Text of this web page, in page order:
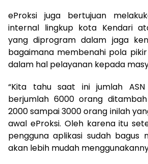
eProksi juga bertujuan
internal lingkup kota Kendari
yang diprogram dalam jaga
bagaimana membenahi pola
dalam hal pelayanan kepada
“Kita tahu saat ini jumlah
berjumlah 6000 orang
2000 sampai 3000 orang inilah
awal eProksi. Oleh karena itu
pengguna aplikasi sudah bagus
akan lebih mudah